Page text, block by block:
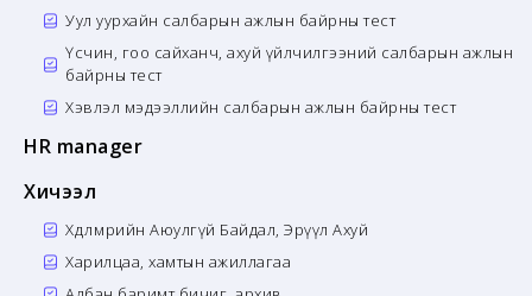
Уул уурхайн салбарын ажлын байрны тест
Үсчин, гоо сайханч, ахуй үйлчилгээний салбарын ажлын
байрны тест
Хэвлэл мэдээллийн салбарын ажлын байрны тест
HR manager
Хичээл
Хөдөлмөрийн Аюулгүй Байдал, Эрүүл Ахуй
Харилцаа, хамтын ажиллагаа